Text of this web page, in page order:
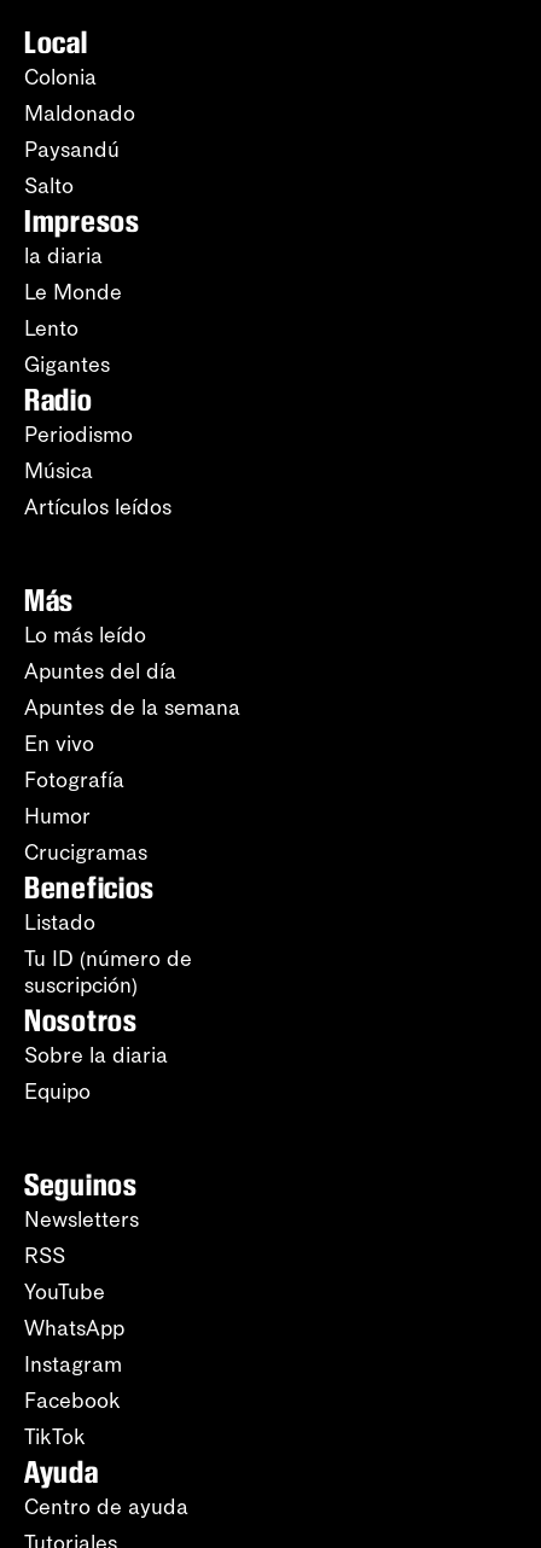
Local
Colonia
Maldonado
Paysandú
Salto
Impresos
la diaria
Le Monde
Lento
Gigantes
Radio
Periodismo
Música
Artículos leídos
Más
Lo más leído
Apuntes del día
Apuntes de la semana
En vivo
Fotografía
Humor
Crucigramas
Beneficios
Listado
Tu ID (número de
suscripción)
Nosotros
Sobre la diaria
Equipo
Seguinos
Newsletters
RSS
YouTube
WhatsApp
Instagram
Facebook
TikTok
Ayuda
Centro de ayuda